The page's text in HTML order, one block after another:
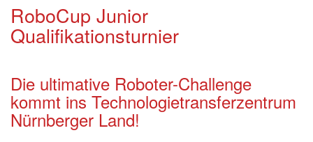
RoboCup Junior
Qualifikationsturnier
Die ultimative Roboter-Challenge
kommt ins Technologietransferzentrum
Nürnberger Land!